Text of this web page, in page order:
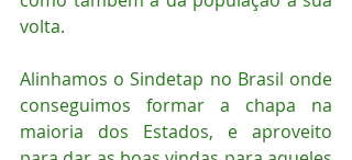
volta.
Alinhamos o Sindetap no Brasil onde
conseguimos formar a chapa na
maioria dos Estados, e aproveito